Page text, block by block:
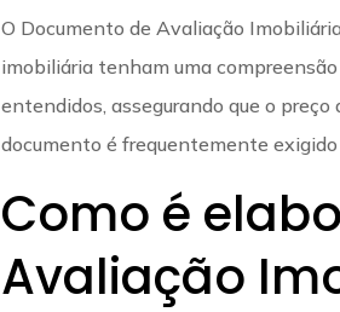
O Documento de Avaliação
imobiliária tenham uma
entendidos, assegurando que o
documento é frequentemente
Como é
Avaliação